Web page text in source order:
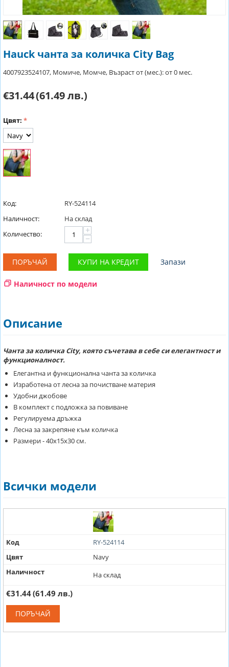
Hauck чанта за количка City Bag
4007923524107, Момиче, Момче, Възраст от (мес.): от 0 мес.
€31.44(61.49 лв.)
Цвят:
Код:
RY-524114
Наличност:
На склад
Количество:
+
−
ПОРЪЧАЙ КУПИ НА КРЕДИТ Запази
Наличност по модели
Описание
Чанта за количка City, която съчетава в себе си елегантност и
функционалност.
Елегантна и функционална чанта за количка
Изработена от лесна за почистване материя
Удобни джобове
В комплект с подложка за повиване
Регулируема дръжка
Лесна за закрепяне към количка
Размери - 40х15х30 см.
Всички модели
Код
RY-524114
Цвят
Navy
Наличност
На склад
€31.44(61.49 лв.)
ПОРЪЧАЙ